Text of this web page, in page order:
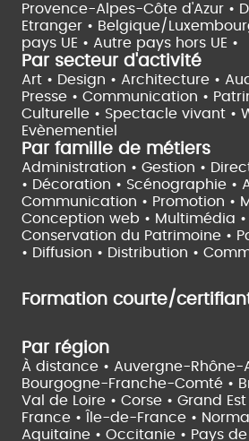
Provence-Alpes-Côte d'Azur •
Etranger • Belgique/
pays UE • Autre pays hors UE •
Par secteur d'activité
Art • Design • Architecture •
Presse • Communication •
Culturelle • Spectacle vivant •
Evènementiel
Par famille de métiers
Administration • Gestion •
• Décoration • Scénographie •
Communication • Promotion •
Conception web • Multimédia •
Conservation du Patrimoine •
• Diffusion • Distribution •
Formation courte/
Par région
À distance • Auvergne-Rhône-
Bourgogne-Franche-Comté •
Val de Loire • Corse • Grand Est
France •
Île-de-France •
Aquitaine • Occitanie • Pays